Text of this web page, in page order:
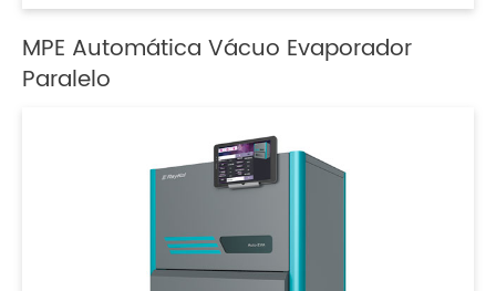
MPE Automática Vácuo Evaporador
Paralelo